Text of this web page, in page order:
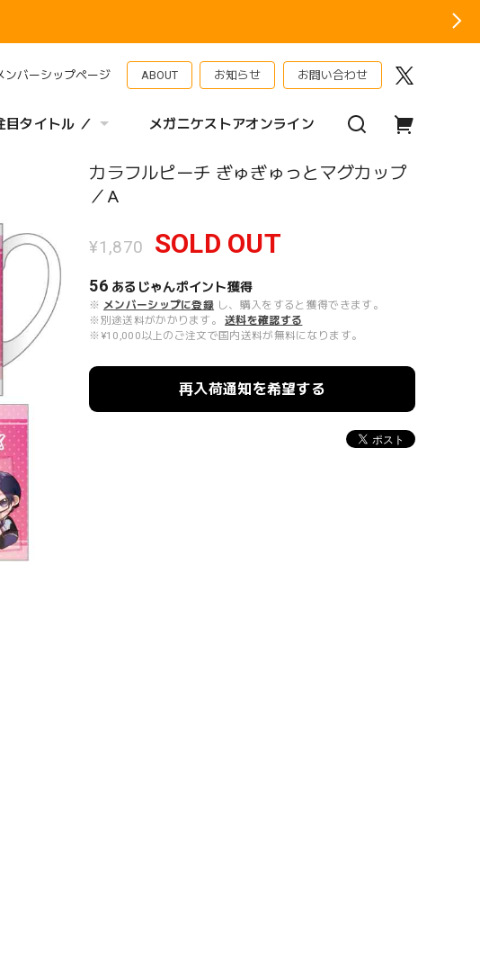
ンバーシップページ ABOUT お知らせ お問い合わせ
目タイトル ／ メガニケストアオンライン
カラフルピーチ ぎゅぎゅっとマグカップ
／A
¥1,870 SOLD OUT
56 あるじゃんポイント獲得
※ メンバーシップに登録 し、購入をすると獲得できます。
※別途送料がかかります。
送料を確認する
※¥10,000以上のご注文で国内送料が無料になります。
再入荷通知を希望する